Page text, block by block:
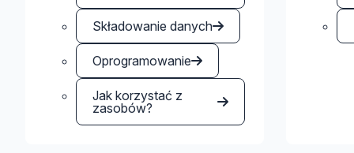
Składowanie danych
Oprogramowanie
Jak korzystać z
zasobów?